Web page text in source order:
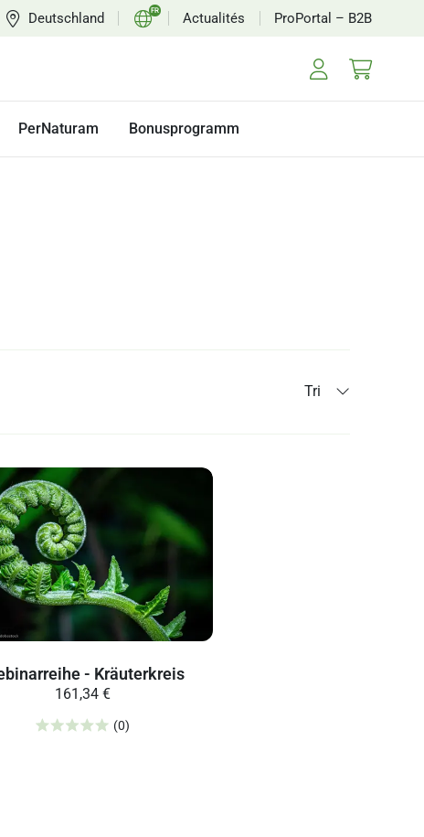
Deutschland FR Actualités ProPortal – B2B
PerNaturam Bonusprogramm
Tri
- Kräuterkreis
161,34 €
(0)